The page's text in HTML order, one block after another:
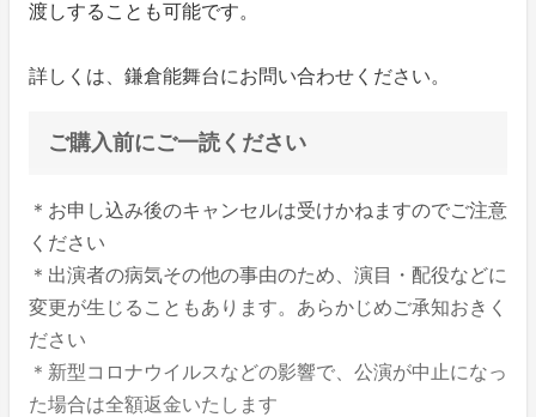
渡しすることも可能です。
詳しくは、鎌倉能舞台にお問い合わせください。
ご購入前にご一読ください
＊お申し込み後のキャンセルは受けかねますのでご注意
ください
＊出演者の病気その他の事由のため、演目・配役などに
変更が生じることもあります。あらかじめご承知おきく
ださい
＊新型コロナウイルスなどの影響で、公演が中止になっ
た場合は全額返金いたします